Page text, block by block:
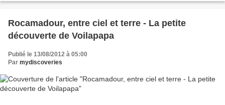
Rocamadour, entre ciel et terre - La petite
découverte de Voilapapa
Publié le 13/08/2012 à 05:00
Par mydiscoveries